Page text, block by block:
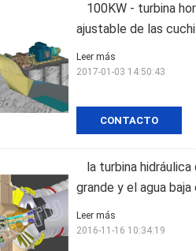
100KW - turbina
ajustable de las
CONTACTO
Leer más
2017-01-03 14:50:43
la turbina
grande y el agua baja
Leer más
2016-11-16 10:34:19